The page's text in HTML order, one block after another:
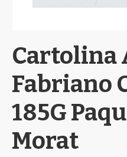
to
the
beginning
of
images
gallery
Cartolina
Fabriano
185G
Morat